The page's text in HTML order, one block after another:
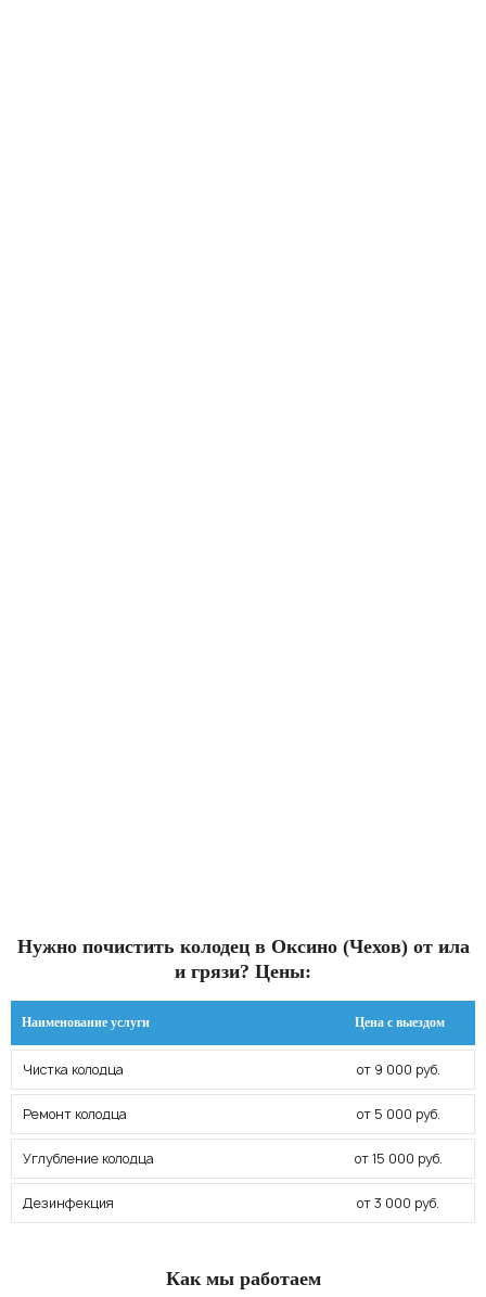
Нужно почистить колодец в Оксино (Чехов) от ила
и грязи? Цены:
Наименование услуги Цена с выездом
Чистка колодца от 9 000 руб.
Ремонт колодца от 5 000 руб.
Углубление колодца от 15 000 руб.
Дезинфекция от 3 000 руб.
Как мы работаем